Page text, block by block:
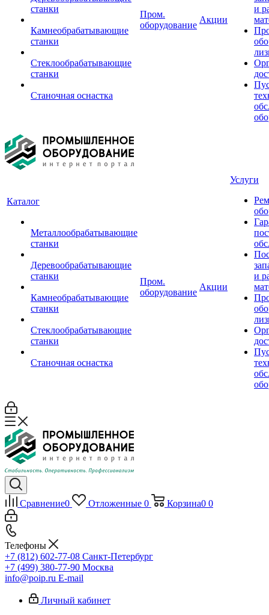
станки
Камнеобрабатывающие
станки
Стеклообрабатывающие
станки
Станочная оснастка
Пром.
оборудование
Акции
и
Каталог
Металлообрабатывающие
станки
Деревообрабатывающие
станки
Камнеобрабатывающие
станки
Стеклообрабатывающие
станки
Станочная оснастка
Пром.
оборудование
Акции
Услуги
и
Сравнение0 Отложенные 0 Корзина0 0
Телефоны
+7 (812) 602-77-08 Санкт-Петербург
+7 (499) 380-77-90 Москва
info@poip.ru E-mail
Личный кабинет